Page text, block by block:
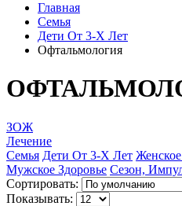
Главная
Семья
Дети От 3-Х Лет
Офтальмология
ЗОЖ
Лечение
Семья Дети От 3-Х Лет
Мужское Здоровье Сезон,
Сортировать:
Показывать: